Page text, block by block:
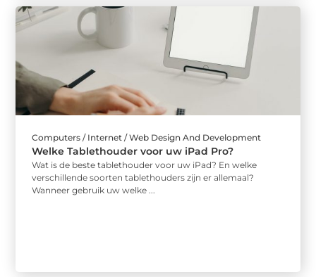
Computers / Internet / Web Design And Development
Welke Tablethouder voor uw iPad Pro?
Wat is de beste tablethouder voor uw iPad? En welke
verschillende soorten tablethouders zijn er allemaal?
Wanneer gebruik uw welke ...